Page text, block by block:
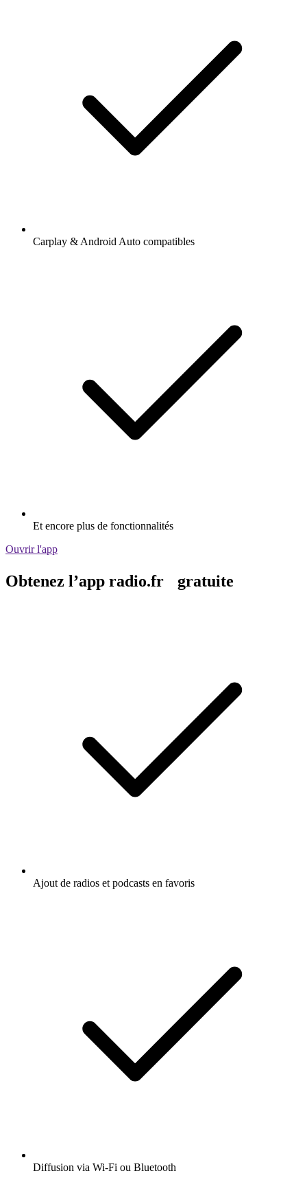
Carplay & Android Auto compatibles
Et encore plus de fonctionnalités
Ouvrir l'app
Obtenez l’app radio.fr gratuite
Ajout de radios et podcasts en favoris
Diffusion via Wi-Fi ou Bluetooth